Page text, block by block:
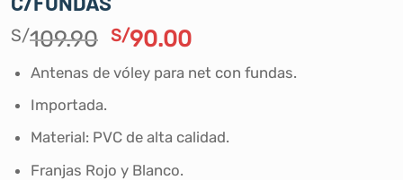
S/109.90 El
precio
original
S/109.90.
S/90.00El
precio
actual
S/90.00.
Antenas de vóley para net con fundas.
Importada.
Material: PVC de alta calidad.
Franjas Rojo y Blanco.